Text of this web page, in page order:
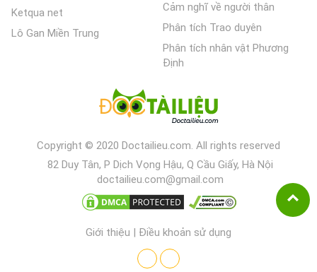
Ketqua net
Lô Gan Miền Trung
Cảm nghĩ về người thân
Phân tích Trao duyên
Phân tích nhân vật Phương
Định
Copyright © 2020 Doctailieu.com. All rights reserved
82 Duy Tân, P Dịch Vọng Hậu, Q Cầu Giấy, Hà Nội
doctailieu.com@gmail.com
Giới thiệu Điều khoản sử dụng